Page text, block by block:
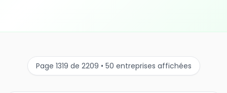
Page 1319 de 2209 • 50 entreprises affichées